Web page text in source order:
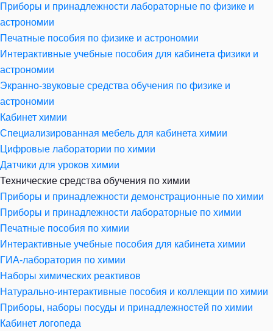
Приборы и принадлежности лабораторные по физике и
астрономии
Печатные пособия по физике и астрономии
Интерактивные учебные пособия для кабинета физики и
астрономии
Экранно-звуковые средства обучения по физике и
астрономии
Кабинет химии
Специализированная мебель для кабинета химии
Цифровые лаборатории по химии
Датчики для уроков химии
Технические средства обучения по химии
Приборы и принадлежности демонстрационные по химии
Приборы и принадлежности лабораторные по химии
Печатные пособия по химии
Интерактивные учебные пособия для кабинета химии
ГИА-лаборатория по химии
Наборы химических реактивов
Натурально-интерактивные пособия и коллекции по химии
Приборы, наборы посуды и принадлежностей по химии
Кабинет логопеда